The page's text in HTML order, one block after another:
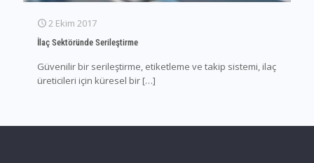
2 Ekim 2017
İlaç Sektöründe Serileştirme
Güvenilir bir serileştirme, etiketleme ve takip sistemi, ilaç
üreticileri için küresel bir […]